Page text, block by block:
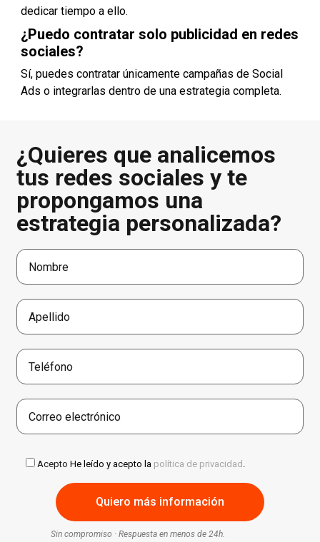
dedicar tiempo a ello.
¿Puedo contratar solo publicidad en redes
sociales?
Sí, puedes contratar únicamente campañas de Social
Ads o integrarlas dentro de una estrategia completa.
¿Quieres que analicemos
tus redes sociales y te
propongamos una
estrategia personalizada?
Acepto He leído y acepto la política de privacidad .
Sin compromiso · Respuesta en menos de 24h.